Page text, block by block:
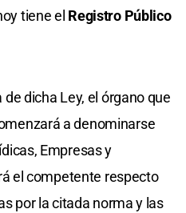
tiene el Registro Público
dicha Ley, el órgano que
a denominarse
Empresas y
el competente respecto
por la citada norma y las